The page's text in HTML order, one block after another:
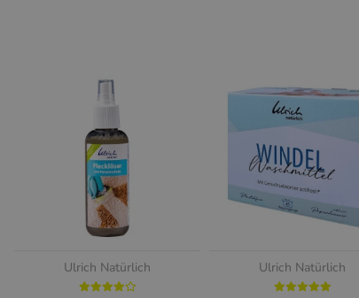
Ulrich Natürlich Ulrich Natürlich